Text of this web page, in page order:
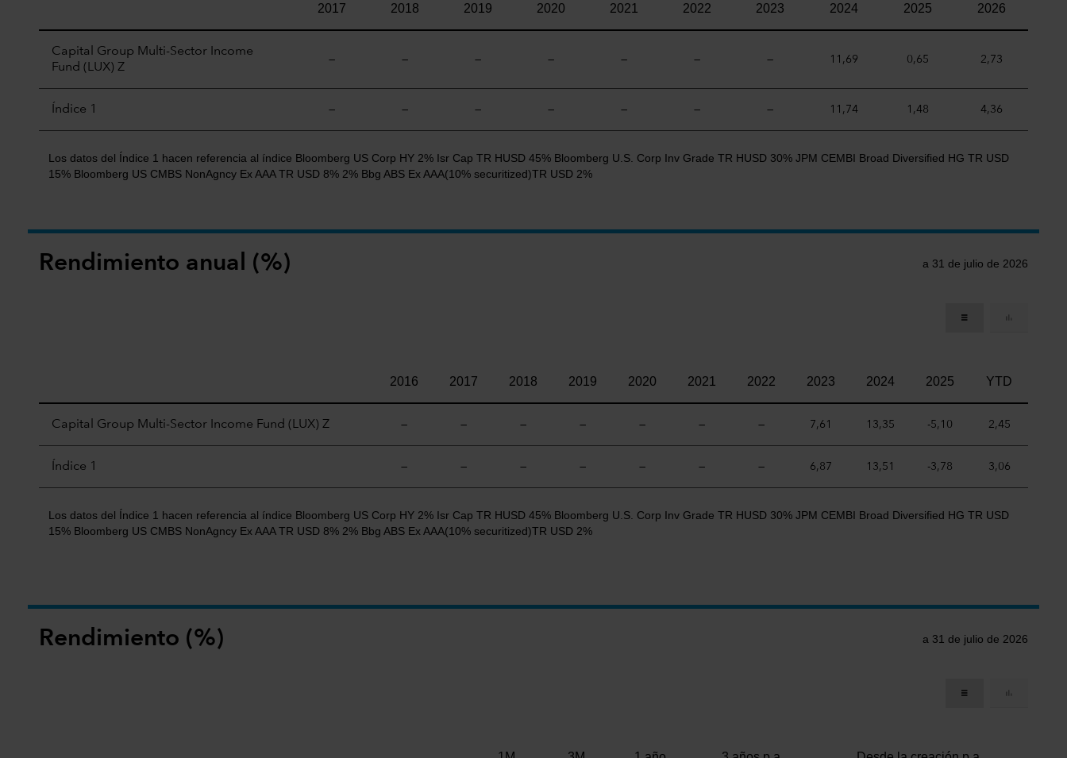
2017
2018
2019
2020
2021
2022
2023
2024
2025
2026
Capital Group Multi-Sector Income
Fund (LUX) Z
— — — — — — — 11,69 0,65 2,73
Índice 1 — — — — — — — 11,74 1,48 4,36
Los datos del Índice 1 hacen referencia al índice Bloomberg US Corp HY 2% Isr Cap TR HUSD 45% Bloomberg U.S. Corp Inv Grade TR HUSD 30% JPM CEMBI Broad Diversified HG TR USD
15% Bloomberg US CMBS NonAgncy Ex AAA TR USD 8% 2% Bbg ABS Ex AAA(10% securitized)TR USD 2%
Rendimiento anual (%) a 31 de julio de 2026
2016 2017 2018 2019 2020 2021 2022 2023 2024 2025 YTD
Capital Group Multi-Sector Income Fund (LUX) Z — — — — — — — 7,61 13,35 -5,10 2,45
Índice 1 — — — — — — — 6,87 13,51 -3,78 3,06
Los datos del Índice 1 hacen referencia al índice Bloomberg US Corp HY 2% Isr Cap TR HUSD 45% Bloomberg U.S. Corp Inv Grade TR HUSD 30% JPM CEMBI Broad Diversified HG TR USD
15% Bloomberg US CMBS NonAgncy Ex AAA TR USD 8% 2% Bbg ABS Ex AAA(10% securitized)TR USD 2%
Rendimiento (%) a 31 de julio de 2026